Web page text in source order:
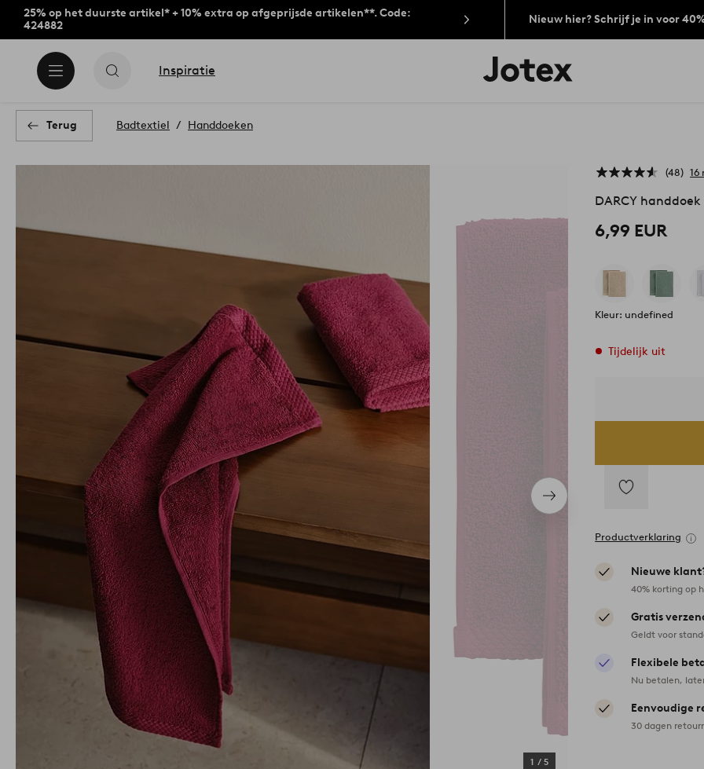
25% op het duurste artikel* + 10% extra op afgeprijsde artikelen**. Code:
424882
Nieuw hier? Schrijf je in voor
Inspiratie
Jotex
logo
Terug Badtextiel Handdoeken
Volgend
item
1 / 5
48 16
DARCY
6,99 EUR
Kleur: undefined
Tijdelijk uit
aan
favorieten
Productverklaring
Nieuwe
40% korting op
Gratis
Geldt voor
Flexibele
Nu betalen,
Eenvoudige
30 dagen